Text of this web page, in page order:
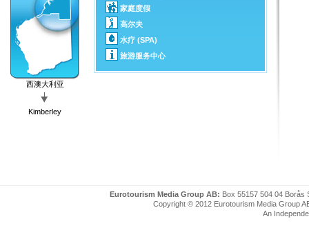
西澳大利亚
Kimberley
家庭度假
高尔夫
水疗 (SPA)
旅游服务中心
Eurotourism Media Group AB: Box 55157 504 04 Borås
Copyright © 2012 Eurotourism Media Group
An